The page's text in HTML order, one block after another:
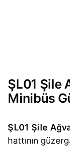
ŞL01 Şile
Minibüs
ŞL01 Şile
hattının